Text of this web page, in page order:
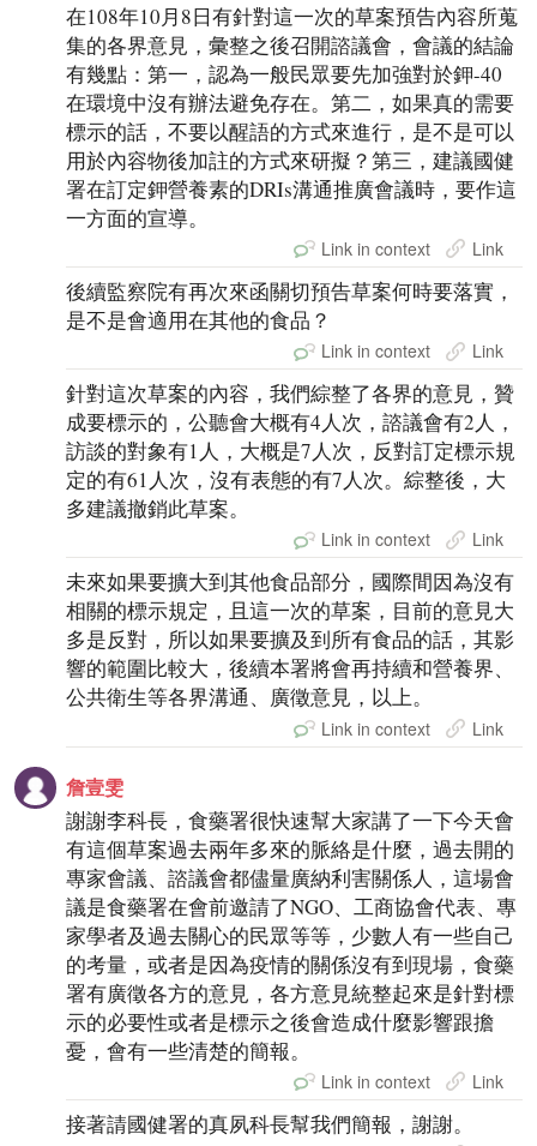
在108年10月8日有針對這一次的草案預告內容所蒐
集的各界意見，彙整之後召開諮議會，會議的結論
有幾點：第一，認為一般民眾要先加強對於鉀-40
在環境中沒有辦法避免存在。第二，如果真的需要
標示的話，不要以醒語的方式來進行，是不是可以
用於內容物後加註的方式來研擬？第三，建議國健
署在訂定鉀營養素的DRIs溝通推廣會議時，要作這
一方面的宣導。
Link in context Link
後續監察院有再次來函關切預告草案何時要落實，
是不是會適用在其他的食品？
Link in context Link
針對這次草案的內容，我們綜整了各界的意見，贊
成要標示的，公聽會大概有4人次，諮議會有2人，
訪談的對象有1人，大概是7人次，反對訂定標示規
定的有61人次，沒有表態的有7人次。綜整後，大
多建議撤銷此草案。
Link in context Link
未來如果要擴大到其他食品部分，國際間因為沒有
相關的標示規定，且這一次的草案，目前的意見大
多是反對，所以如果要擴及到所有食品的話，其影
響的範圍比較大，後續本署將會再持續和營養界、
公共衛生等各界溝通、廣徵意見，以上。
Link in context Link
詹壹雯
謝謝李科長，食藥署很快速幫大家講了一下今天會
有這個草案過去兩年多來的脈絡是什麼，過去開的
專家會議、諮議會都儘量廣納利害關係人，這場會
議是食藥署在會前邀請了NGO、工商協會代表、專
家學者及過去關心的民眾等等，少數人有一些自己
的考量，或者是因為疫情的關係沒有到現場，食藥
署有廣徵各方的意見，各方意見統整起來是針對標
示的必要性或者是標示之後會造成什麼影響跟擔
憂，會有一些清楚的簡報。
Link in context Link
接著請國健署的真夙科長幫我們簡報，謝謝。